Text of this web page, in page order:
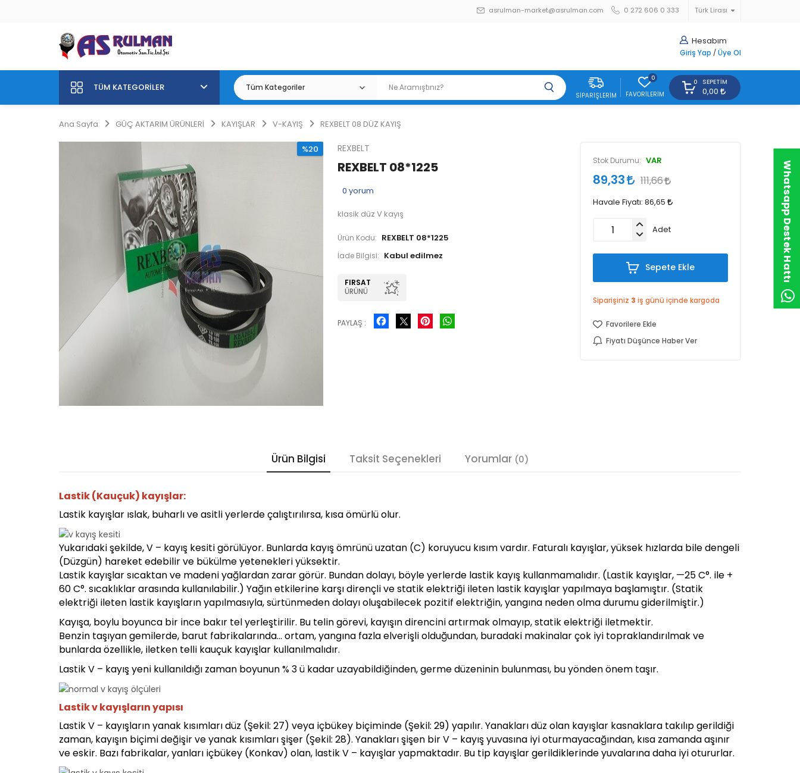
Türk Lirası
asrulman-market@asrulman.com 0 272 606 0 333
Hesabım
Giriş Yap / Üye Ol
TÜM KATEGORILER
SIPARIŞLERIM
0
FAVORILERIM
0 SEPETIM
0,00
Ana Sayfa GÜÇ AKTARIM ÜRÜNLERİ KAYIŞLAR V-KAYIŞ REXBELT 08 DÜZ KAYIŞ
%20 REXBELT
REXBELT 08*1225
0 yorum
klasik düz V kayış
Ürün Kodu: REXBELT 08*1225
İade Bilgisi:
FIRSAT
ÜRÜNÜ
PAYLAŞ :
Facebook Pinterest
Stok Durumu: VAR
89,33 111,66
Havale Fiyatı:86,65
Adet
Sepete Ekle
Siparişiniz 3 iş günü içinde kargoda
Favorilere Ekle
Fiyatı Düşünce Haber Ver
Ürün Bilgisi Taksit Seçenekleri Yorumlar (0)
Lastik (Kauçuk) kayışlar:
Lastik kayışlar ıslak, buharlı ve asitli yerlerde çalıştırılırsa, kısa ömürlü olur.
Yukarıdaki şekilde, V – kayış kesiti görülüyor. Bunlarda kayış ömrünü uzatan (C) koruyucu kısım vardır. Faturalı kayışlar, yüksek hızlarda bile dengeli
(Düzgün) hareket edebilir ve bükülme yetenekleri yüksektir.
Lastik kayışlar sıcaktan ve madeni yağlardan zarar görür. Bundan dolayı, böyle yerlerde lastik kayış kullanmamalıdır. (Lastik kayışlar, —25 C°. ile +
60 C°. sıcaklıklar arasında kullanılabilir.) Yağın etkilerine karşı dirençli ve statik elektriği ileten lastik kayışlar yapılmaya başlamıştır. (Statik
elektriği ileten lastik kayışların yapılmasıyla, sürtünmeden dolayı oluşabilecek pozitif elektriğin, yangına neden olma durumu giderilmiştir.)
Kayışa, boylu boyunca bir ince bakır tel yerleştirilir. Bu telin görevi, kayışın direncini artırmak olmayıp, statik elektriği iletmektir.
Benzin taşıyan gemilerde, barut fabrikalarında… ortam, yangına fazla elverişli olduğundan, buradaki makinalar çok iyi topraklandırılmak ve
bunlarda özellikle, iletken telli kauçuk kayışlar kullanılmalıdır.
Lastik V – kayış yeni kullanıldığı zaman boyunun % 3 ü kadar uzayabildiğinden, germe düzeninin bulunması, bu yönden önem taşır.
Lastik v kayışların yapısı
Lastik V – kayışların yanak kısımları düz (Şekil: 27) veya içbükey biçiminde (Şekil: 29) yapılır. Yanakları düz olan kayışlar kasnaklara takılıp gerildiği
zaman, kayışın biçimi değişir ve yanak kısımları şişer (Şekil: 28). Yanakları şişen bir V – kayış yuvasına iyi oturmayacağından, kısa zamanda aşınır
ve eskir. Bazı fabrikalar, yanları içbükey (Konkav) olan, lastik V – kayışlar yapmaktadır. Bu tip kayışlar gerildiklerinde yuvalarına daha iyi otururlar.
Whatsapp Destek Hattı